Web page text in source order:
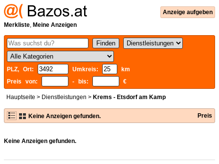
Anzeige aufgeben
Merkliste, Meine Anzeigen
PLZ, Ort: Umkreis:
km
Preis von:
- bis: €
Hauptseite > Dienstleistungen > Krems - Etsdorf am Kamp
Keine Anzeigen gefunden. Preis
Keine Anzeigen gefunden.